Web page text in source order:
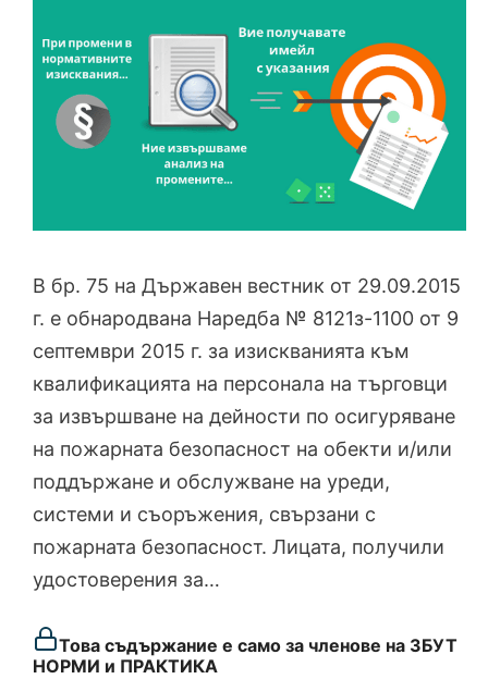
В бр. 75 на Държавен вестник от 29.09.2015
г. е обнародвана Наредба № 8121з-1100 от 9
септември 2015 г. за изискванията към
квалификацията на персонала на търговци
за извършване на дейности по осигуряване
на пожарната безопасност на обекти и/или
поддържане и обслужване на уреди,
системи и съоръжения, свързани с
пожарната безопасност. Лицата, получили
удостоверения за…
Това съдържание е само за членове на ЗБУТ
НОРМИ и ПРАКТИКА